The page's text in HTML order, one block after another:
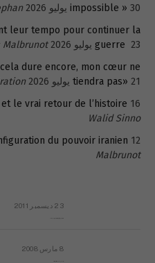
impossible » 30 يوليو 2026
leur tempo pour continuer la
guerre 23 يوليو 2026
Malbrunot
dure encore, mon cœur ne
tiendra pas» 21 يوليو 2026
et le vrai retour de l’histoire 16 يوليو 2026
Walid Sinno
du pouvoir iranien 12 يوليو 2026
Malbrunot
23 ديسمبر 2011
8 مارس 2008